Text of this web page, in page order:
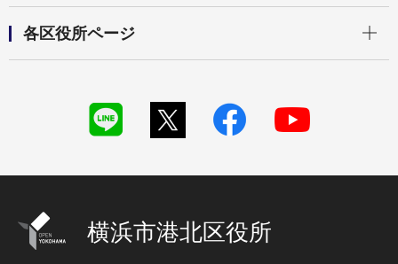
各区役所ページ
横浜市港北区役所